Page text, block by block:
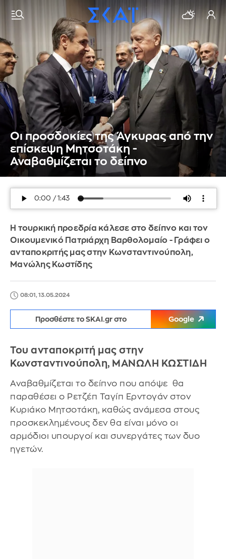
Οι προσδοκίες της Άγκυρας από την
επίσκεψη Μητσοτάκη -
Αναβαθμίζεται το δείπνο
Η τουρκική προεδρία κάλεσε στο δείπνο και τον
Οικουμενικό Πατριάρχη Βαρθολομαίο - Γράφει ο
ανταποκριτής μας στην Κωνσταντινούπολη,
Μανώλης Κωστίδης
08:01, 13.05.2024
Προσθέστε το SKAI.gr στο Google
Toυ ανταποκριτή μας στην
Κωνσταντινούπολη, ΜΑΝΩΛΗ ΚΩΣΤΙΔΗ
Αναβαθμίζεται το δείπνο που απόψε θα
παραθέσει ο Ρετζέπ Ταγίπ Ερντογάν στον
Κυριάκο Μητσοτάκη, καθώς ανάμεσα στους
προσκεκλημένους δεν θα είναι μόνο οι
αρμόδιοι υπουργοί και συνεργάτες των δυο
ηγετών.